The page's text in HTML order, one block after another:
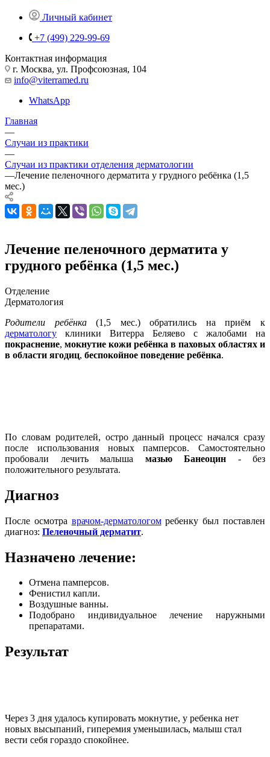
Личный кабинет
+7 (499) 229-99-69
Контактная информация
г. Москва, ул. Профсоюзная, 104
info@viterramed.ru
WhatsApp
Главная
—
Случаи из практики
—
Случаи из практики отделения дерматологии
—Лечение пеленочного дерматита у грудного ребёнка (1,5
мес.)
Лечение пеленочного дерматита у
грудного ребёнка (1,5 мес.)
Отделение
Дерматология
Родители ребёнка(1,5 мес.) обратились на приём к
дерматологу клиники Витерра Беляево с жалобами на
покраснение, мокнутие кожи ребёнка в паховых областях и
в области ягодиц, беспокойное поведение ребёнка.
По словам родителей, остро данный процесс начался сразу
после использования новых памперсов. Самостоятельно
пробовали лечить малыша мазью Банеоцин - без
положительного результата.
Диагноз
После осмотра врачом-дерматологомребенку был поставлен
диагноз: Пеленочный дерматит.
Назначено лечение:
Отмена памперсов.
Фенистил капли.
Воздушные ванны.
Подобрано индивидуальное лечение наружными
препаратами.
Результат
Через 3 дня удалось купировать мокнутие, у ребенка нет
новых высыпаний, гиперемия уменьшилась, малыш стал
вести себя гораздо спокойнее.